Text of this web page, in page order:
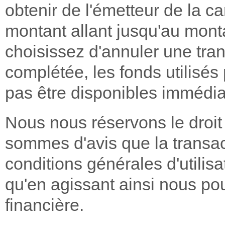
obtenir de l'émetteur de la
montant allant jusqu'au
choisissez d'annuler une
complétée, les fonds
pas être disponibles
Nous nous réservons le
sommes d'avis que la
conditions générales
qu'en agissant ainsi nous
financière.